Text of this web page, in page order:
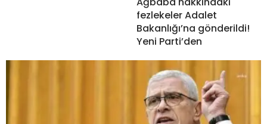
fezlekeler Adalet
Bakanlığı’na gönderildi!
Yeni Parti’den